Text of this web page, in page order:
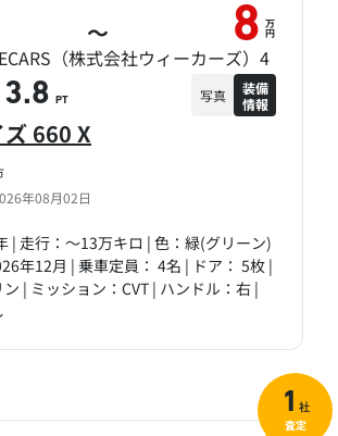
年08月02日
ズ 660 X
| 走行：～13万キロ | 色：緑(グリーン)
年12月 | 乗車定員： 4名 | ドア： 5枚 |
| ミッション：CVT | ハンドル：右 |
～ 8 万
円
（株式会社ウィーカーズ）4
3.8 PT 写真
装備
情報
1 社
査定